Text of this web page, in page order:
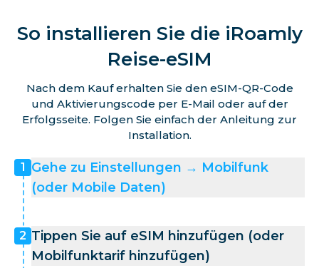
So installieren Sie die iRoamly
Reise-eSIM
Nach dem Kauf erhalten Sie den eSIM-QR-Code
und Aktivierungscode per E-Mail oder auf der
Erfolgsseite. Folgen Sie einfach der Anleitung zur
Installation.
1 Gehe zu Einstellungen → Mobilfunk
(oder Mobile Daten)
2 Tippen Sie auf eSIM hinzufügen (oder
Mobilfunktarif hinzufügen)